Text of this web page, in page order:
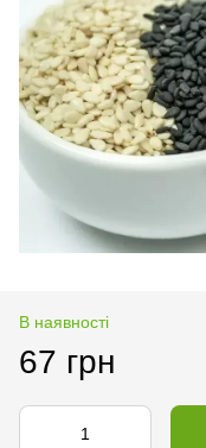
В наявності
67 грн